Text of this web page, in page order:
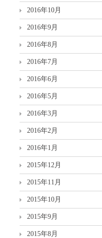
2016年10月
2016年9月
2016年8月
2016年7月
2016年6月
2016年5月
2016年3月
2016年2月
2016年1月
2015年12月
2015年11月
2015年10月
2015年9月
2015年8月